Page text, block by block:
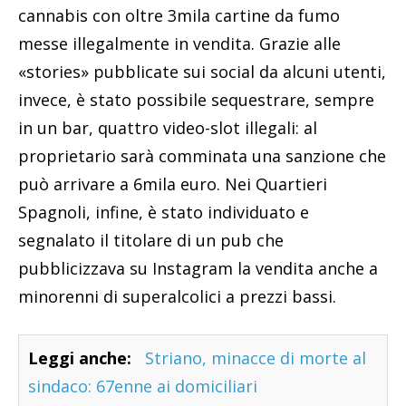
cannabis con oltre 3mila cartine da fumo
messe illegalmente in vendita. Grazie alle
«stories» pubblicate sui social da alcuni utenti,
invece, è stato possibile sequestrare, sempre
in un bar, quattro video-slot illegali: al
proprietario sarà comminata una sanzione che
può arrivare a 6mila euro. Nei Quartieri
Spagnoli, infine, è stato individuato e
segnalato il titolare di un pub che
pubblicizzava su Instagram la vendita anche a
minorenni di superalcolici a prezzi bassi.
Leggi anche:
Striano, minacce di morte al
sindaco: 67enne ai domiciliari